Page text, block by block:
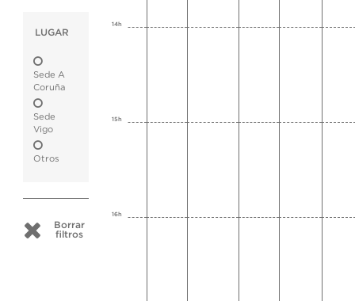
LUGAR
Sede A
Coruña
Sede
Vigo
Otros
Borrar
filtros
14h
15h
16h